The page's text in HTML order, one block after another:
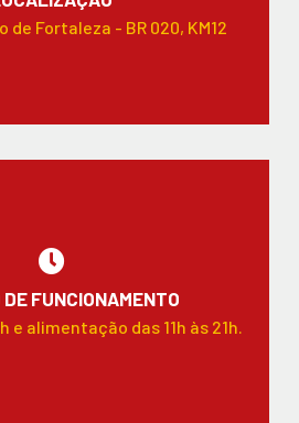
de Fortaleza - BR 020, KM12
DE FUNCIONAMENTO
e alimentação das 11h às 21h.